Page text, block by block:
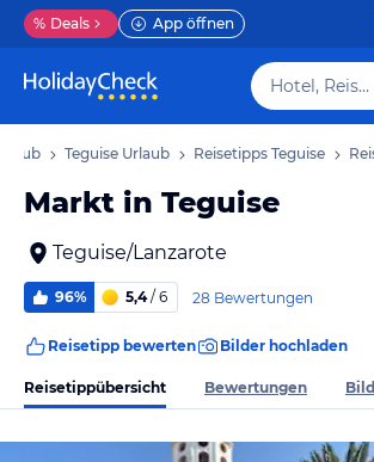
% Deals App öffnen
Hotel, Reiseziel
Teguise Urlaub Reisetipps Teguise
Markt in Teguise
Teguise/Lanzarote
96% 5,4/ 6 28 Bewertungen
Reisetipp bewerten Bilder hochladen
Reisetippübersicht Bewertungen